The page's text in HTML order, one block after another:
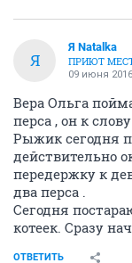
Я
Я Natalka
ПРИЮТ
09 июня 2016
Вера Ольга
перса , он к
Рыжик сегодня
действительно
передержку к
два перса .
Сегодня
котеек. Сразу
ОТВЕТИТЬ